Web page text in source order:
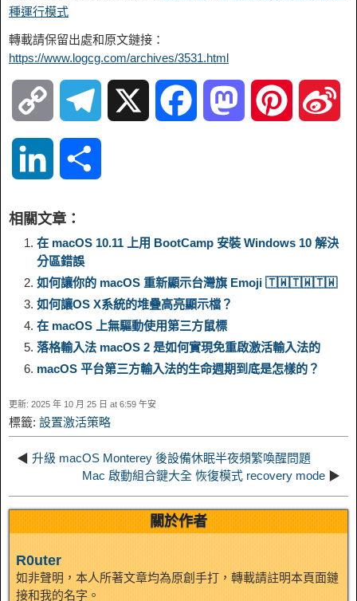
種運行模式
轉載請保留出處和原文鏈接：
https://www.logcg.com/archives/3531.html
o
y
L
i
n
r
a
o
o o e
n
k
e
d
I
a
r
e
相關文章：
在 macOS 10.11 上用 BootCamp 安裝 Windows 10 解決
分區錯誤
如何讓你的 macOS 重新顯示台灣旗 Emoji 🇹🇼️🇹🇼️🇹🇼️
如何讓OS X系統的堆疊高亮顯示檔？
在 macOS 上無驅動使用第三方鼠標
落格輸入法 macOS 2 是如何實現免重啟激活輸入法的
macOS 平台第三方輸入法的生命週期到底是怎樣的？
更新: 2025 年 10 月 25 日 at 6:59 午安
標籤: 設置激活策略
◀ 升級 macOS Monterey 後設備休眠半夜頻繁喚醒問題
Mac 啟動組合鍵大全 恢復模式 recovery mode ▶
關於作者
R0uter
如非聲明，本人所著文章均為原創手打，轉載請註明本頁面鏈
接和我的名字。